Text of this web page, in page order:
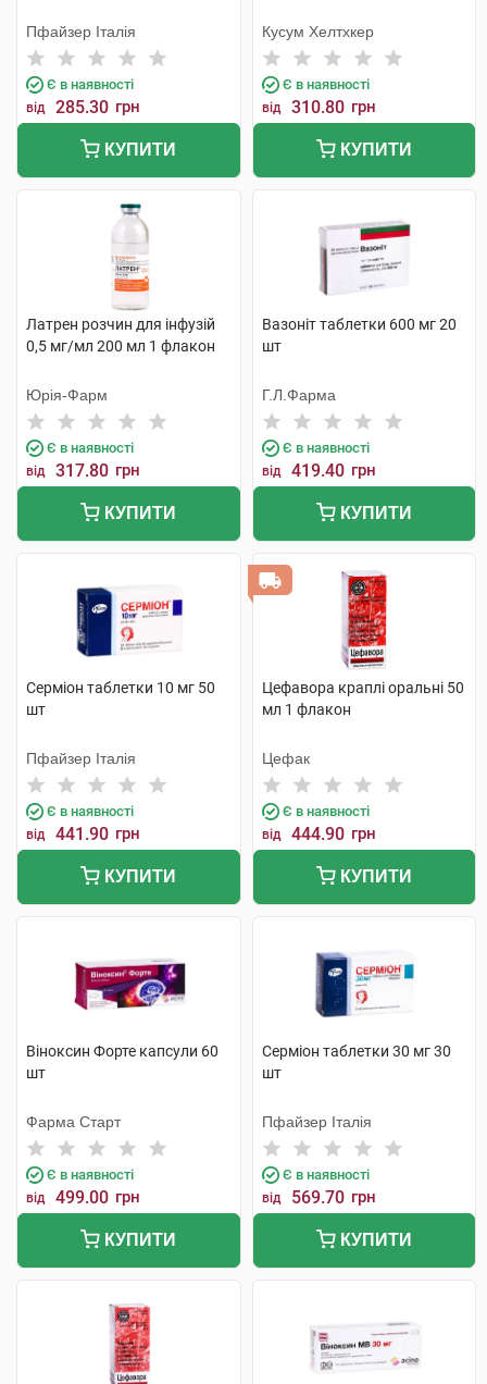
Пфайзер Італія
Є в наявності
від 285.30 грн
КУПИТИ
Кусум Хелтхкер
Є в наявності
від 310.80 грн
КУПИТИ
Латрен розчин для інфузій
0,5 мг/мл 200 мл 1 флакон
Юрія-Фарм
Є в наявності
від 317.80 грн
КУПИТИ
Вазоніт таблетки 600 мг 20
шт
Г.Л.Фарма
Є в наявності
від 419.40 грн
КУПИТИ
Серміон таблетки 10 мг 50
шт
Пфайзер Італія
Є в наявності
від 441.90 грн
КУПИТИ
Цефавора краплі оральні 50
мл 1 флакон
Цефак
Є в наявності
від 444.90 грн
КУПИТИ
Віноксин Форте капсули 60
шт
Фарма Старт
Є в наявності
від 499.00 грн
КУПИТИ
Серміон таблетки 30 мг 30
шт
Пфайзер Італія
Є в наявності
від 569.70 грн
КУПИТИ